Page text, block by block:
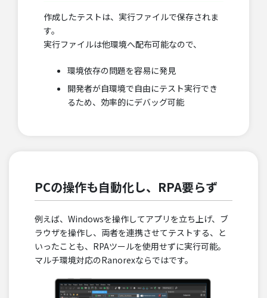
作成したテストは、実行ファイルで保存されま
す。
実行ファイルは他環境へ配布可能なので、
環境依存の問題を容易に発見
開発者が自環境で自由にテスト実行でき
るため、効率的にデバッグ可能
PCの操作も自動化し、RPA要らず
例えば、Windowsを操作してアプリを立ち上げ、ブ
ラウザを操作し、両者を連携させてテストする、と
いったことも、RPAツールを使用せずに実行可能。
マルチ環境対応のRanorexならではです。